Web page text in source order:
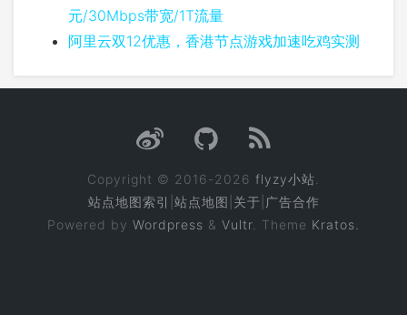
元/30Mbps带宽/1T流量
阿里云双12优惠，香港节点游戏加速吃鸡实测
Copyright © 2016-2026 flyzy小站
站点地图索引 站点地图 关于 广告合作
Powered by Wordpress & Vultr . Theme Kratos.